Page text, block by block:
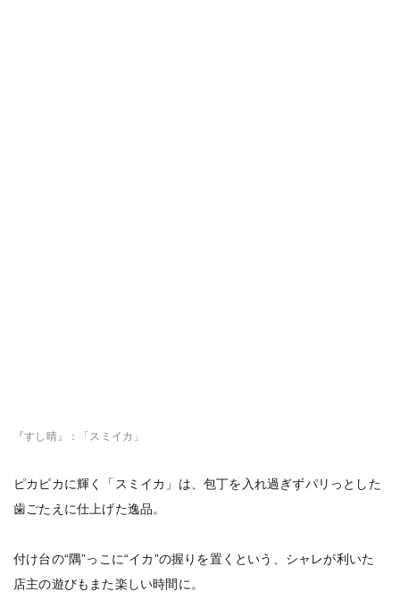
『すし晴』：「スミイカ」
ピカピカに輝く「スミイカ」は、包丁を入れ過ぎずパリっとした
歯ごたえに仕上げた逸品。
付け台の“隅”っこに“イカ”の握りを置くという、シャレが利いた
店主の遊びもまた楽しい時間に。